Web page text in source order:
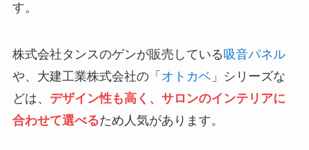
す。
株式会社タンスのゲンが販売している吸音パネル
や、大建工業株式会社の「 オトカベ」シリーズな
どは、 デザイン性も高く、サロンのインテリアに
合わせて選べるため人気があります。